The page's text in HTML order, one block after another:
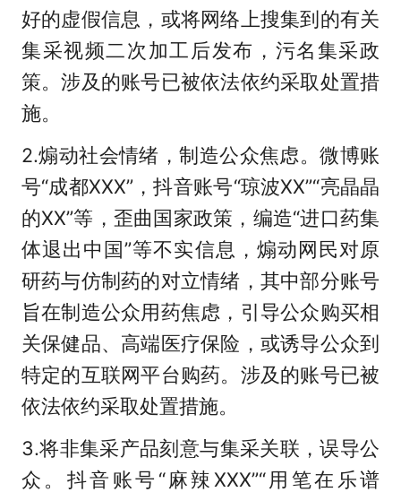
好的虚假信息，或将网络上搜集到的有关
集采视频二次加工后发布，污名集采政
策。涉及的账号已被依法依约采取处置措
施。
2.煽动社会情绪，制造公众焦虑。微博账
号“成都XXX”，抖音账号“琼波XX”“亮晶晶
的XX”等，歪曲国家政策，编造“进口药集
体退出中国”等不实信息，煽动网民对原
研药与仿制药的对立情绪，其中部分账号
旨在制造公众用药焦虑，引导公众购买相
关保健品、高端医疗保险，或诱导公众到
特定的互联网平台购药。涉及的账号已被
依法依约采取处置措施。
3.将非集采产品刻意与集采关联，误导公
众。抖音账号“麻辣XXX”“用笔在乐谱